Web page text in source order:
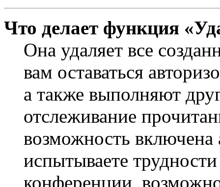
Что делает функция
Она удаляет все
вам оставаться
а также выполняют
отслеживание
возможность
испытываете
конференции,